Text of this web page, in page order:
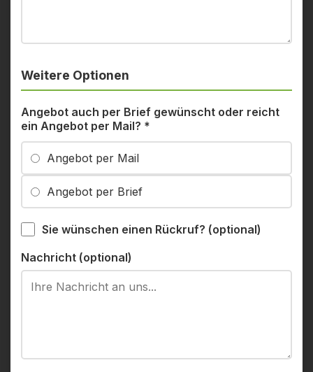
Weitere Optionen
Angebot auch per Brief gewünscht oder reicht
ein Angebot per Mail? *
Angebot per Mail
Angebot per Brief
Sie wünschen einen Rückruf? (optional)
Nachricht (optional)